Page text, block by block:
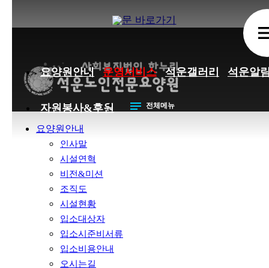
본문 바로가기
요양원안내 운영서비스 석운갤러리 석운알
자원봉사&후원 notes 전체메뉴
요양원안내
인사말
시설연혁
비전&미션
조직도
시설현황
입소대상자
입소시준비서류
입소비용안내
오시는길